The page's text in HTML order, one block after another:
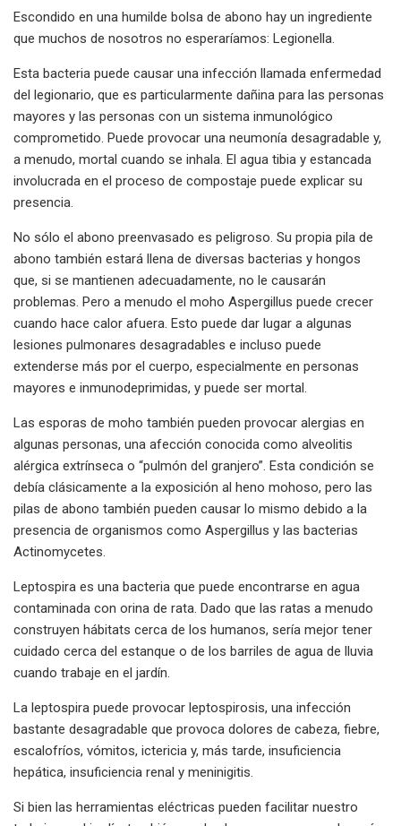
Escondido en una humilde bolsa de abono hay un ingrediente
que muchos de nosotros no esperaríamos: Legionella.
Esta bacteria puede causar una infección llamada enfermedad
del legionario, que es particularmente dañina para las personas
mayores y las personas con un sistema inmunológico
comprometido. Puede provocar una neumonía desagradable y,
a menudo, mortal cuando se inhala. El agua tibia y estancada
involucrada en el proceso de compostaje puede explicar su
presencia.
No sólo el abono preenvasado es peligroso. Su propia pila de
abono también estará llena de diversas bacterias y hongos
que, si se mantienen adecuadamente, no le causarán
problemas. Pero a menudo el moho Aspergillus puede crecer
cuando hace calor afuera. Esto puede dar lugar a algunas
lesiones pulmonares desagradables e incluso puede
extenderse más por el cuerpo, especialmente en personas
mayores e inmunodeprimidas, y puede ser mortal.
Las esporas de moho también pueden provocar alergias en
algunas personas, una afección conocida como alveolitis
alérgica extrínseca o “pulmón del granjero”. Esta condición se
debía clásicamente a la exposición al heno mohoso, pero las
pilas de abono también pueden causar lo mismo debido a la
presencia de organismos como Aspergillus y las bacterias
Actinomycetes.
Leptospira es una bacteria que puede encontrarse en agua
contaminada con orina de rata. Dado que las ratas a menudo
construyen hábitats cerca de los humanos, sería mejor tener
cuidado cerca del estanque o de los barriles de agua de lluvia
cuando trabaje en el jardín.
La leptospira puede provocar leptospirosis, una infección
bastante desagradable que provoca dolores de cabeza, fiebre,
escalofríos, vómitos, ictericia y, más tarde, insuficiencia
hepática, insuficiencia renal y meninigitis.
Si bien las herramientas eléctricas pueden facilitar nuestro